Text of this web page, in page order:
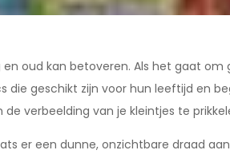
oud kan betoveren. Als het gaat
geschikt zijn voor hun leeftijd en
verbeelding van je kleintjes te
er een dunne, onzichtbare draad